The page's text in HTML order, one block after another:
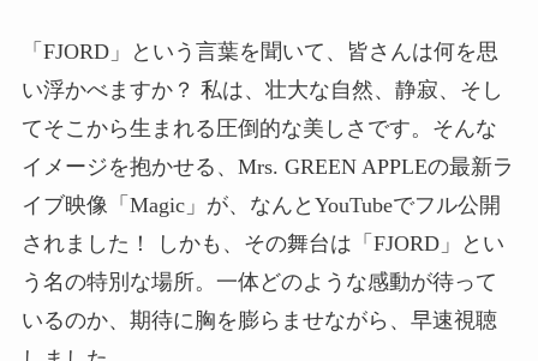
「FJORD」という言葉を聞いて、皆さんは何を思
い浮かべますか？ 私は、壮大な自然、静寂、そし
てそこから生まれる圧倒的な美しさです。そんな
イメージを抱かせる、Mrs. GREEN APPLEの最新ラ
イブ映像「Magic」が、なんとYouTubeでフル公開
されました！ しかも、その舞台は「FJORD」とい
う名の特別な場所。一体どのような感動が待って
いるのか、期待に胸を膨らませながら、早速視聴